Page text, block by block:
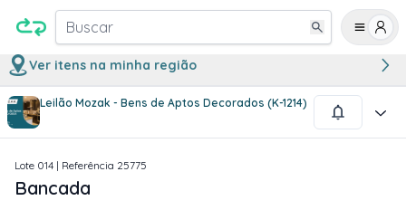
Buscar
Ver itens na minha região
Leilão Mozak - Bens de Aptos Decorados (K-1214)
1/3
Lote 014 | Referência 25775
Bancada